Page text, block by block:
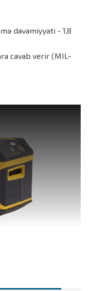
davamiyyəti - 1,8
cavab verir (MIL-